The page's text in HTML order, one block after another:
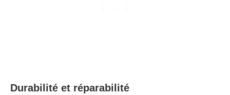
Durabilité et réparabilité